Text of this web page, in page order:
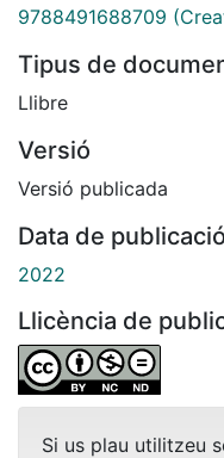
9788491688709
Tipus de
Llibre
Versió
Versió publicada
Data de publicació
2022
Llicència de
Si us plau utilitzeu